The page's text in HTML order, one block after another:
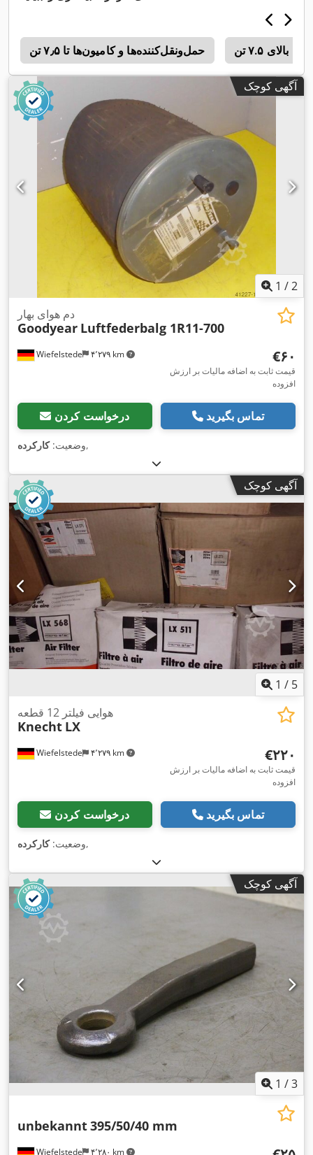
حمل‌ونقل‌کننده‌ها و کامیون‌ها تا ۷٫۵ تن بالای ۷.۵ تن
آگهی کوچک
1 /2
Wiefelstede ۴٬۲۷۹ km
دم هوای بهار
Goodyear Luftfederbalg 1R11-700
‎€۶۰
قیمت ثابت به اضافه مالیات بر ارزش
افزوده
درخواست کردن تماس بگیرید
وضعیت:کارکرده ,
آگهی کوچک
1 / 5
Wiefelstede ۴٬۲۷۹ km
هوایی فیلتر 12 قطعه
Knecht LX
‎€۲۲۰
قیمت ثابت به اضافه مالیات بر ارزش
افزوده
درخواست کردن تماس بگیرید
وضعیت:کارکرده ,
آگهی کوچک
1 /3
Wiefelstede ۴٬۲۸۰ km
unbekannt395/50/40 mm